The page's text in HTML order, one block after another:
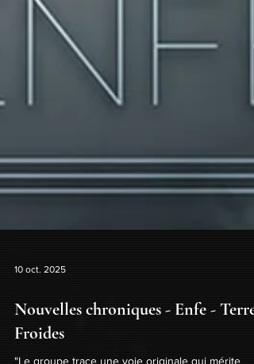
Nouvelles chroniques - Enfe - Terres
Froides